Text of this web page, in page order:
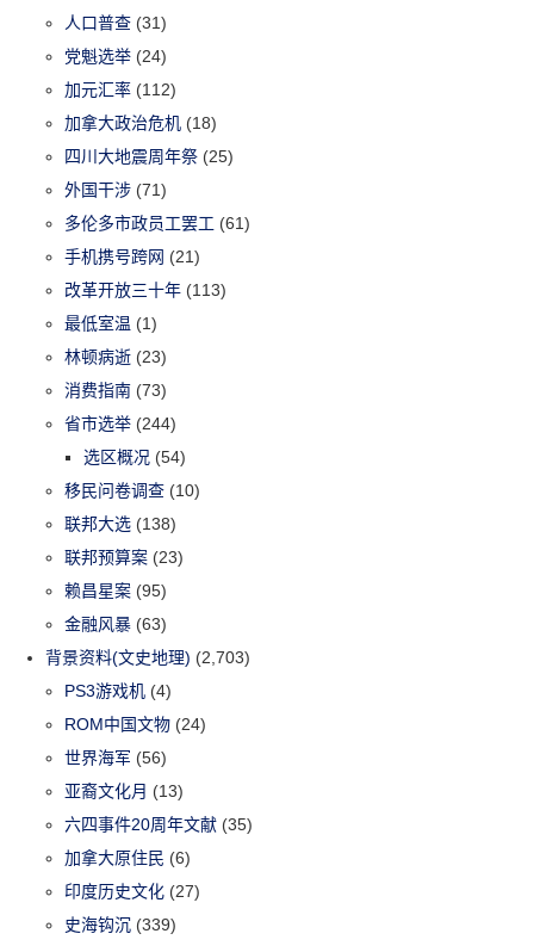
人口普查 (31)
党魁选举 (24)
加元汇率 (112)
加拿大政治危机 (18)
四川大地震周年祭 (25)
外国干涉 (71)
多伦多市政员工罢工 (61)
手机携号跨网 (21)
改革开放三十年 (113)
最低室温 (1)
林顿病逝 (23)
消费指南 (73)
省市选举 (244)
选区概况 (54)
移民问卷调查 (10)
联邦大选 (138)
联邦预算案 (23)
赖昌星案 (95)
金融风暴 (63)
背景资料(文史地理) (2,703)
PS3游戏机 (4)
ROM中国文物 (24)
世界海军 (56)
亚裔文化月 (13)
六四事件20周年文献 (35)
加拿大原住民 (6)
印度历史文化 (27)
史海钩沉 (339)